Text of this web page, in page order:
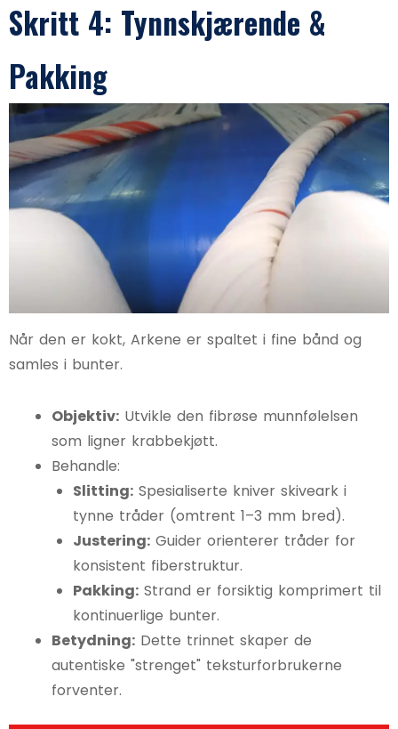
Skritt 4: Tynnskjærende &
Pakking
Når den er kokt, Arkene er spaltet i fine bånd og
samles i bunter.
Objektiv: Utvikle den fibrøse munnfølelsen
som ligner krabbekjøtt.
Behandle:
Slitting: Spesialiserte kniver skiveark i
tynne tråder (omtrent 1–3 mm bred).
Justering: Guider orienterer tråder for
konsistent fiberstruktur.
Pakking: Strand er forsiktig komprimert til
kontinuerlige bunter.
Betydning: Dette trinnet skaper de
autentiske "strenget" teksturforbrukerne
forventer.